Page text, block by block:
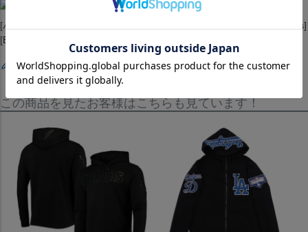
[パーカー][フーディー][Triple Gloss Pullover Hoodie][Milwaukee Bucks]
[Black ][バスケットボール][MIL]
レビューを書く
この商品を見たお客様はこちらも見ています！